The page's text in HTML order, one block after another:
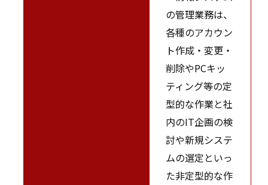
の管理業務は、
各種のアカウン
ト作成・変更・
削除やPCキッ
ティング等の定
型的な作業と社
内のIT企画の検
討や新規システ
ムの選定といっ
た非定型的な作